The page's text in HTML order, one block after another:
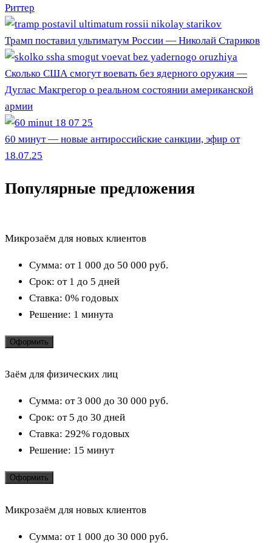
Риттер
Трамп поставил ультиматум России — Николай Стариков
Сколько США смогут воевать без ядерного оружия —
Дуглас Макгрегор о реальном состоянии американской
армии
60 минут — новые антироссийские санкции, эфир от
18.07.25
Популярные предложения
Микрозаём для новых клиентов
Сумма: от 1 000 до 50 000 руб.
Срок: от 1 до 5 дней
Ставка: 0% годовых
Решение: 1 минута
Оформить
Заём для физических лиц
Сумма: от 3 000 до 30 000 руб.
Срок: от 5 до 30 дней
Ставка: 292% годовых
Решение: 15 минут
Оформить
Микрозаём для новых клиентов
Сумма: от 1 000 до 30 000 руб.